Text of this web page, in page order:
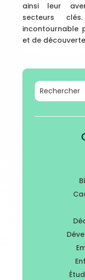
ainsi leur
secteurs
incontournable
et de